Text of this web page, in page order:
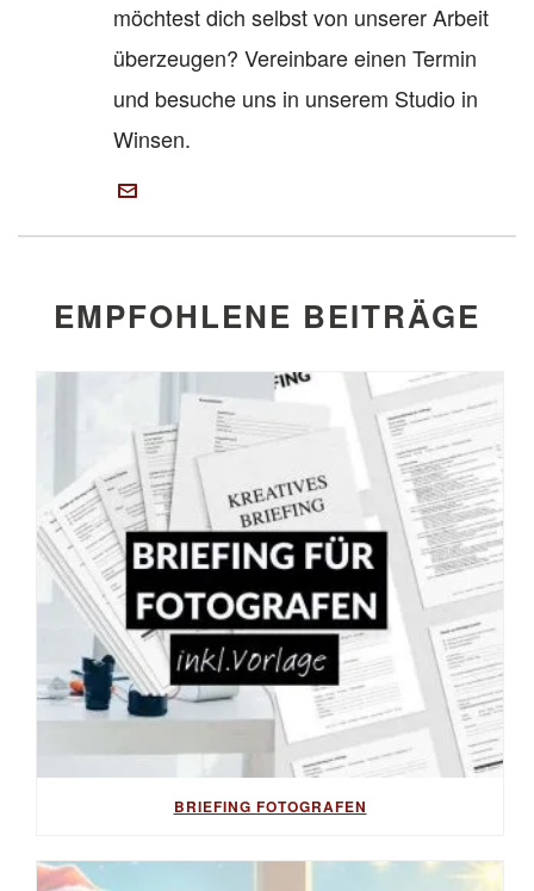
möchtest dich selbst von unserer Arbeit
überzeugen? Vereinbare einen Termin
und besuche uns in unserem Studio in
Winsen.
EMPFOHLENE BEITRÄGE
BRIEFING FOTOGRAFEN